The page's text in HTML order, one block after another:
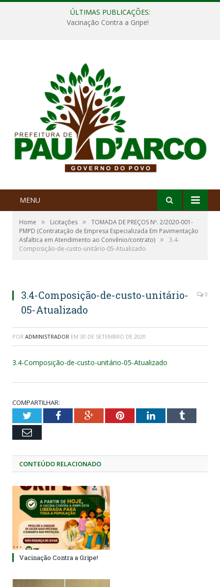
ÚLTIMAS PUBLICAÇÕES:
Vacinação Contra a Gripe!
MENU
Home » Licitações »
TOMADA DE PREÇOS Nº. 2/2020-001-
PMPD (Contratação de Empresa Especializada Em Pavimentação
Asfaltica em Atendimento ao Convênio/contrato) »
3.4-
Composição-de-custo-unitário-05-Atualizado
3.4-Composição-de-custo-unitário-
05-Atualizado
0
POR ADMINISTRADOR EM 30 DE SETEMBRO DE 2020
3.4-Composição-de-custo-unitário-05-Atualizado
COMPARTILHAR:
TwitterFacebookGoogle+PinterestLinkedInTumblr
Email
CONTEÚDO RELACIONADO
Vacinação Contra a Gripe!